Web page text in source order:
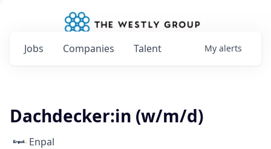
Jobs Companies Talent My alerts
Dachdecker:in (w/m/d)
Enpal